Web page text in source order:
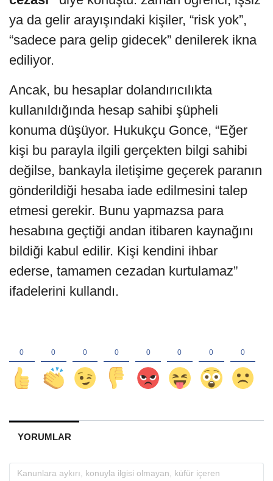
ya da gelir arayışındaki kişiler, “risk yok”,
“sadece para gelip gidecek” denilerek ikna
ediliyor.
Ancak, bu hesaplar dolandırıcılıkta
kullanıldığında hesap sahibi şüpheli
konuma düşüyor. Hukukçu Gonce, “Eğer
kişi bu parayla ilgili gerçekten bilgi sahibi
değilse, bankayla iletişime geçerek paranın
gönderildiği hesaba iade edilmesini talep
etmesi gerekir. Bunu yapmazsa para
hesabına geçtiği andan itibaren kaynağını
bildiği kabul edilir. Kişi kendini ihbar
ederse, tamamen cezadan kurtulamaz”
ifadelerini kullandı.
YORUMLAR